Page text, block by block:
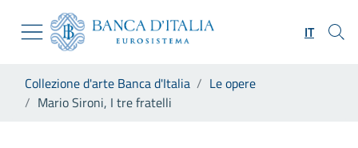
Skip to Main Content
Vai al sito istituzionale
Vai al menu di navigazione
Vai alla ricerca
Vai al footer
IT
Collezione d'arte Banca d'Italia
Le opere
Mario Sironi, I tre fratelli